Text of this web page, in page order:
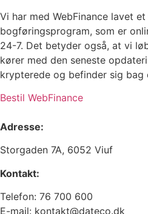
Vi har med WebFinance lavet
bogføringsprogram, som er
24-7. Det betyder også, at vi
kører med den seneste
krypterede og befinder sig
Bestil WebFinance
Adresse:
Storgaden 7A, 6052 Viuf
Kontakt:
Telefon: 76 700 600
E-mail: kontakt@dateco.dk